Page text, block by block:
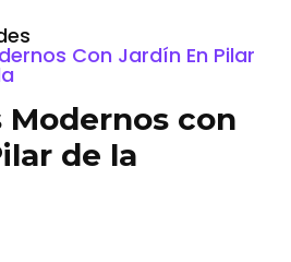
Con Jardín En Pilar
con
de la